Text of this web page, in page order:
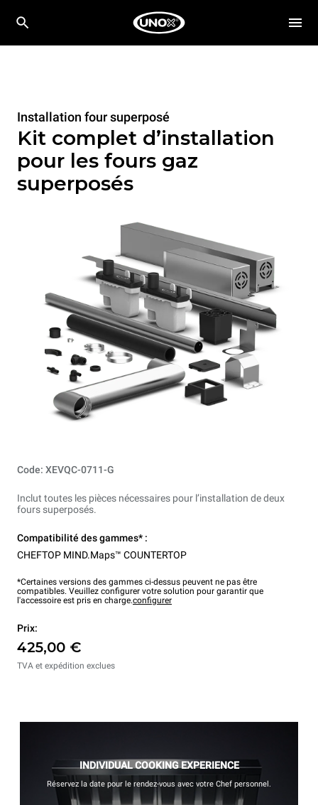
Installation four superposé
Kit complet d’installation
pour les fours gaz
superposés
Code: XEVQC-0711-G
Inclut toutes les pièces nécessaires pour l’installation de deux
fours superposés.
Compatibilité des gammes* :
CHEFTOP MIND.Maps™ COUNTERTOP
*Certaines versions des gammes ci-dessus peuvent ne pas être
compatibles. Veuillez configurer votre solution pour garantir que
l'accessoire est pris en charge.configurer
Prix:
425,00 €
TVA et expédition exclues
INDIVIDUAL COOKING EXPERIENCE
Réservez la date pour le rendez-vous avec votre Chef personnel.